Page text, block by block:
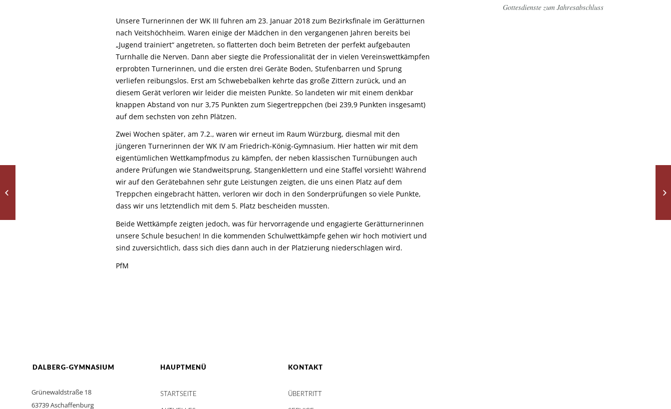
Unsere Turnerinnen der WK III fuhren am 23. Januar 2018 zum Bezirksfinale im Gerätturnen
nach Veitshöchheim. Waren einige der Mädchen in den vergangenen Jahren bereits bei
„Jugend trainiert“ angetreten, so flatterten doch beim Betreten der perfekt aufgebauten
Turnhalle die Nerven. Dann aber siegte die Professionalität der in vielen Vereinswettkämpfen
erprobten Turnerinnen, und die ersten drei Geräte Boden, Stufenbarren und Sprung
verliefen reibungslos. Erst am Schwebebalken kehrte das große Zittern zurück, und an
diesem Gerät verloren wir leider die meisten Punkte. So landeten wir mit einem denkbar
knappen Abstand von nur 3,75 Punkten zum Siegertreppchen (bei 239,9 Punkten insgesamt)
auf dem sechsten von zehn Plätzen.
Zwei Wochen später, am 7.2., waren wir erneut im Raum Würzburg, diesmal mit den
jüngeren Turnerinnen der WK IV am Friedrich-König-Gymnasium. Hier hatten wir mit dem
eigentümlichen Wettkampfmodus zu kämpfen, der neben klassischen Turnübungen auch
andere Prüfungen wie Standweitsprung, Stangenklettern und eine Staffel vorsieht! Während
wir auf den Gerätebahnen sehr gute Leistungen zeigten, die uns einen Platz auf dem
Treppchen eingebracht hätten, verloren wir doch in den Sonderprüfungen so viele Punkte,
dass wir uns letztendlich mit dem 5. Platz bescheiden mussten.
Beide Wettkämpfe zeigten jedoch, was für hervorragende und engagierte Gerätturnerinnen
unsere Schule besuchen! In die kommenden Schulwettkämpfe gehen wir hoch motiviert und
sind zuversichtlich, dass sich dies dann auch in der Platzierung niederschlagen wird.
PfM
Gottesdienste zum Jahresabschluss
DALBERG-GYMNASIUM
Grünewaldstraße 18
63739 Aschaffenburg
HAUPTMENÜ
STARTSEITE
KONTAKT
ÜBERTRITT